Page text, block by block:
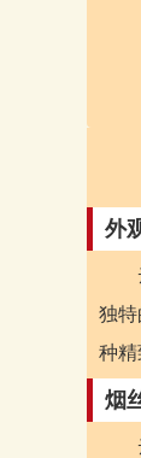
外
独
种精
烟